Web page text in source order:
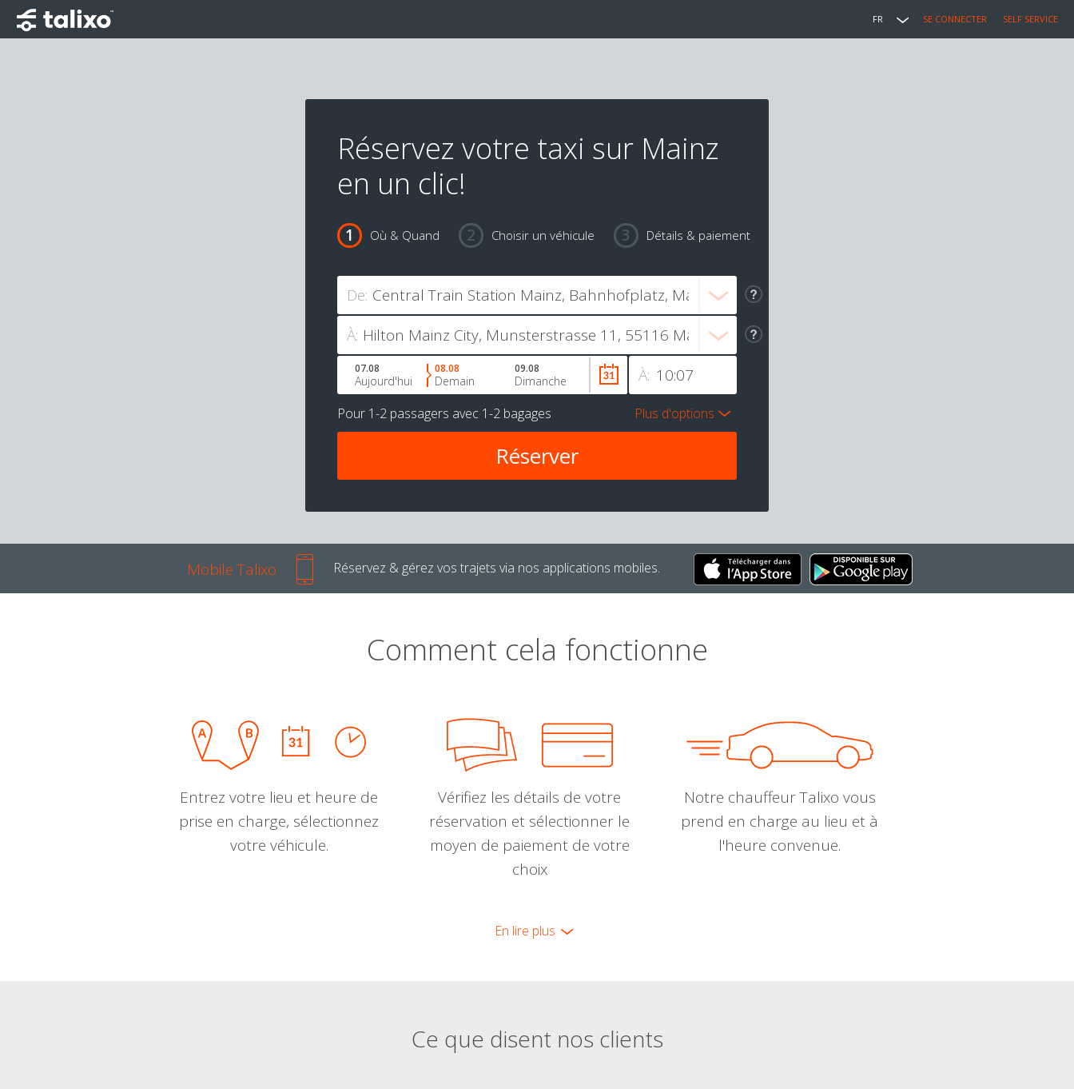
FR SE CONNECTER SELF SERVICE
Réservez votre taxi sur Mainz
en un clic!
Où & Quand Choisir un véhicule Détails & paiement
De:
À:
À:
07.08
Aujourd'hui
08.08
Demain
09.08
Dimanche
Pour 1-2 passagers avec 1-2 bagages Plus d'options
Mobile Talixo Réservez & gérez vos trajets via nos applications mobiles.
Comment cela fonctionne
Entrez votre lieu et heure de
prise en charge, sélectionnez
votre véhicule.
Vérifiez les détails de votre
réservation et sélectionner le
moyen de paiement de votre
choix
Notre chauffeur Talixo vous
prend en charge au lieu et à
l'heure convenue.
En lire plus
Ce que disent nos clients